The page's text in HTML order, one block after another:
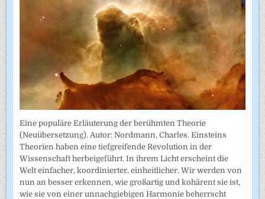
Eine populäre Erläuterung der berühmten Theorie
(Neuübersetzung). Autor: Nordmann, Charles. Einsteins
Theorien haben eine tiefgreifende Revolution in der
Wissenschaft herbeigeführt. In ihrem Licht erscheint die
Welt einfacher, koordinierter, einheitlicher. Wir werden von
nun an besser erkennen, wie großartig und kohärent sie ist,
wie sie von einer unnachgiebigen Harmonie beherrscht